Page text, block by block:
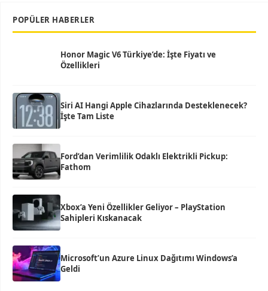
POPÜLER HABERLER
Honor Magic V6 Türkiye’de: İşte Fiyatı ve
Özellikleri
Siri AI Hangi Apple Cihazlarında Desteklenecek?
İşte Tam Liste
Ford’dan Verimlilik Odaklı Elektrikli Pickup:
Fathom
Xbox’a Yeni Özellikler Geliyor – PlayStation
Sahipleri Kıskanacak
Microsoft’un Azure Linux Dağıtımı Windows’a
Geldi